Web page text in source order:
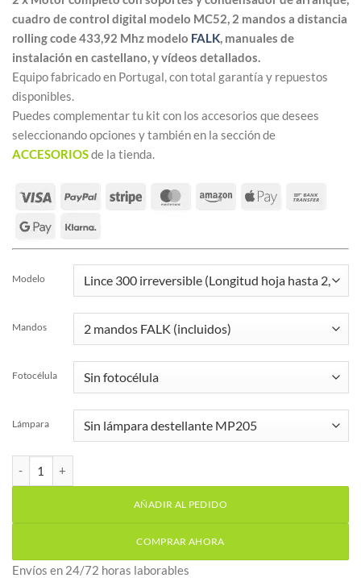
cuadro de control digital modelo MC52, 2 mandos a distancia
rolling code 433,92 Mhz modelo FALK, manuales de
instalación en castellano, y vídeos detallados.
Equipo fabricado en Portugal, con total garantía y repuestos
disponibles.
Puedes complementar tu kit con los accesorios que desees
seleccionando opciones y también en la sección de
ACCESORIOSde la tienda.
Modelo
Mandos
Fotocélula
Lámpara
Kit motor puerta batiente 2 hojas Motorline Lince 400 230v
AÑADIR AL PEDIDO
COMPRAR AHORA
Envíos en 24/72 horas laborables